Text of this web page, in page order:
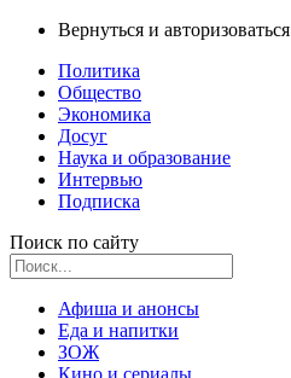
Вернуться и авторизоваться
Политика
Общество
Экономика
Досуг
Наука и образование
Интервью
Подписка
Поиск по сайту
Афиша и анонсы
Еда и напитки
ЗОЖ
Кино и сериалы